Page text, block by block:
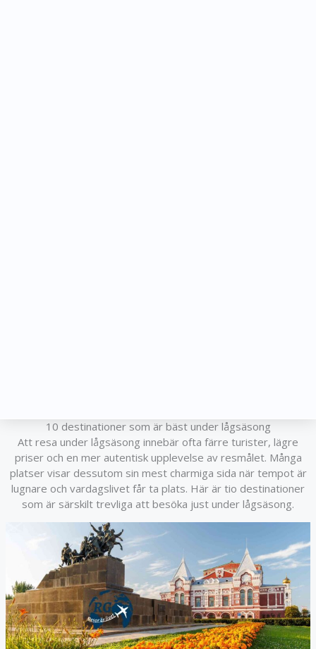
10 destinationer som är bäst under lågsäsong
Att resa under lågsäsong innebär ofta färre turister, lägre
priser och en mer autentisk upplevelse av resmålet. Många
platser visar dessutom sin mest charmiga sida när tempot är
lugnare och vardagslivet får ta plats. Här är tio destinationer
som är särskilt trevliga att besöka just under lågsäsong.